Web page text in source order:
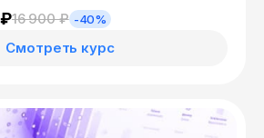
16 900 ₽ -40%
Смотреть курс